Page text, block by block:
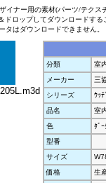
イナー用の素材(パーツ/テクス
ドロップしてダウンロードす
タはダウンロードできません。
分類
室
メーカー
三
シリーズ
ｳｯﾃ
品名
室
色
ﾀﾞｰ
型番
サイズ
価格
生